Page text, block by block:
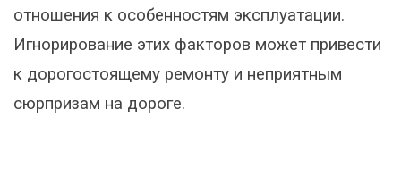
отношения к особенностям эксплуатации.
Игнорирование этих факторов может привести
к дорогостоящему ремонту и неприятным
сюрпризам на дороге.